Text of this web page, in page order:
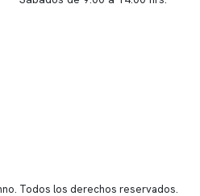
Todos los derechos reservados.